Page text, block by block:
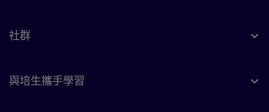
社群
與培生攜手學習